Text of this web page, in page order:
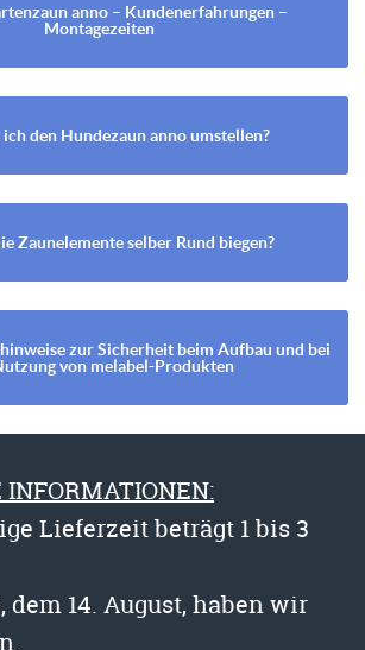
anno – Kundenerfahrungen –
Montagezeiten
den Hundezaun anno umstellen?
Zaunelemente selber Rund biegen?
zur Sicherheit beim Aufbau und bei
von melabel-Produkten
Lieferzeit beträgt 1 bis 3
dem 14. August, haben wir